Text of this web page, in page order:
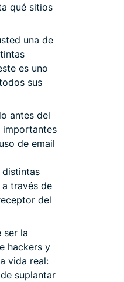
qué sitios
una de
es uno
sus
antes del
importantes
de email
distintas
través de
del
ser la
hackers y
vida real:
suplantar